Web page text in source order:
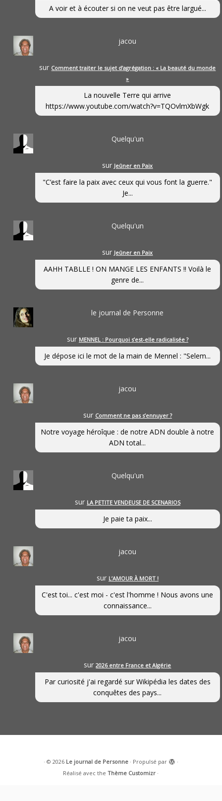
A voir et à écouter si on ne veut pas être largué...
jacou
sur Comment traiter le sujet d’agrégation : « La beauté du monde
»
La nouvelle Terre qui arrive
https://www.youtube.com/watch?v=TQOvlmXbWgk
Quelqu'un
sur Jeûner en Paix
"C’est faire la paix avec ceux qui vous font la guerre."
Je...
Quelqu'un
sur Jeûner en Paix
AAHH TABLLE ! ON MANGE LES ENFANTS !! Voilà le
genre de...
le journal de Personne
sur MENNEL : Pourquoi s’est-elle radicalisée ?
Je dépose ici le mot de la main de Mennel : "Selem...
jacou
sur Comment ne pas s’ennuyer ?
Notre voyage héroîque : de notre ADN double à notre
ADN total...
Quelqu'un
sur LA PETITE VENDEUSE DE SCENARIOS
Je paie ta paix...
jacou
sur L’AMOUR À MORT !
C'est toi... c'est moi - c'est l'homme ! Nous avons une
connaissance...
jacou
sur2026 entre France et Algérie
Par curiosité j'ai regardé sur Wikipédia les dates des
conquêtes des pays...
· © 2026 Le journal de Personne· Propulsé par
·
Réalisé avec theThème Customizr ·